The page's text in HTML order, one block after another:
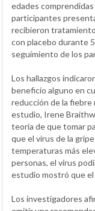
edades
participantes
recibieron
con placebo durante
seguimiento de los
Los hallazgos
beneficio alguno en
reducción de la fiebre
estudio, Irene
teoría de que tomar
que el virus de la
temperaturas más
personas, el virus
estudio mostró que
Los investigadores